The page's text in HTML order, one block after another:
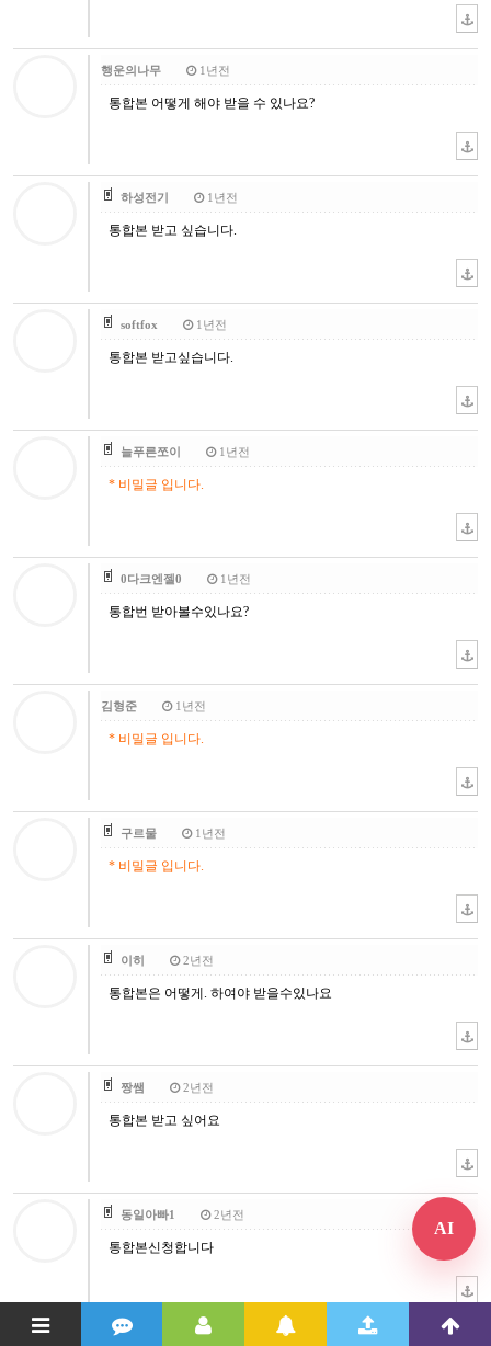
행운의나무 1년전
통합본 어떻게 해야 받을 수 있나요?
하성전기 1년전
통합본 받고 싶습니다.
softfox 1년전
통합본 받고싶습니다.
늘푸른쪼이 1년전
* 비밀글 입니다.
0다크엔젤0 1년전
통합번 받아볼수있나요?
김형준 1년전
* 비밀글 입니다.
구르물 1년전
* 비밀글 입니다.
이히 2년전
통합본은 어떻게. 하여야 받을수있나요
짱쌤 2년전
통합본 받고 싶어요
동일아빠1 2년전
통합본신청합니다
AI